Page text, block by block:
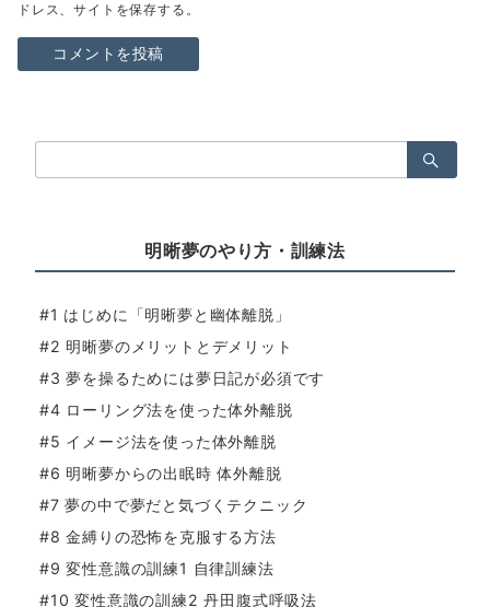
ドレス、サイトを保存する。
索：
明晰夢のやり方・訓練法
#1 はじめに「明晰夢と幽体離脱」
#2 明晰夢のメリットとデメリット
#3 夢を操るためには夢日記が必須です
#4 ローリング法を使った体外離脱
#5 イメージ法を使った体外離脱
#6 明晰夢からの出眠時 体外離脱
#7 夢の中で夢だと気づくテクニック
#8 金縛りの恐怖を克服する方法
#9 変性意識の訓練1 自律訓練法
#10 変性意識の訓練2 丹田腹式呼吸法